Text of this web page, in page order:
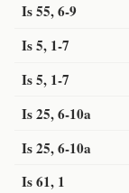
Is 55, 6-9
Is 5, 1-7
Is 5, 1-7
Is 25, 6-10a
Is 25, 6-10a
Is 61, 1